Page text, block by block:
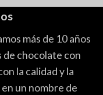
más de 10 años
de chocolate con
la calidad y la
un nombre de